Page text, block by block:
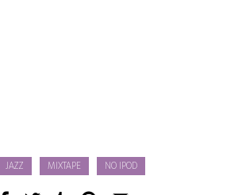
JAZZ MIXTAPE NO IPOD